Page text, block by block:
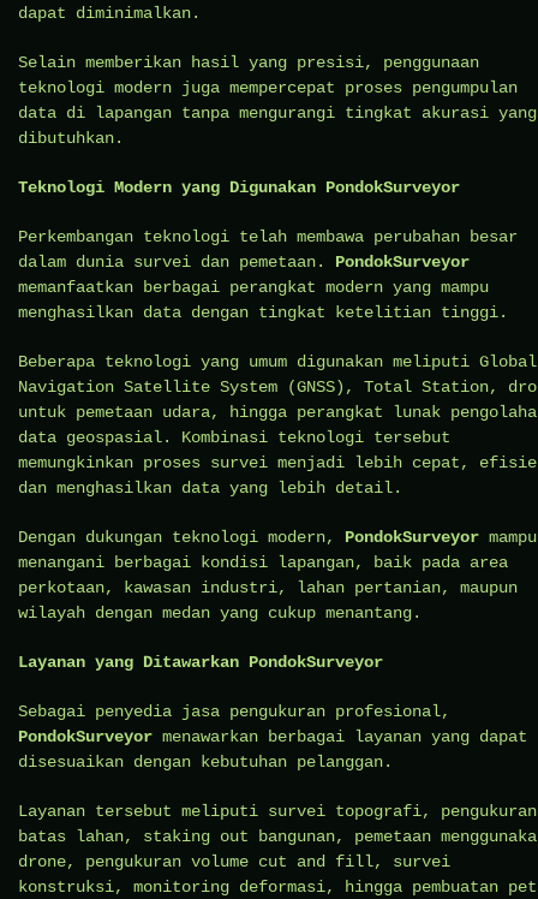
dapat diminimalkan.
Selain memberikan hasil yang presisi, penggunaan
teknologi modern juga mempercepat proses pengumpulan
data di lapangan tanpa mengurangi tingkat akurasi yang
dibutuhkan.
Teknologi Modern yang Digunakan PondokSurveyor
Perkembangan teknologi telah membawa perubahan besar
dalam dunia survei dan pemetaan. PondokSurveyor
memanfaatkan berbagai perangkat modern yang mampu
menghasilkan data dengan tingkat ketelitian tinggi.
Beberapa teknologi yang umum digunakan meliputi Global
Navigation Satellite System (GNSS), Total Station,
untuk pemetaan udara, hingga perangkat lunak
data geospasial. Kombinasi teknologi tersebut
memungkinkan proses survei menjadi lebih cepat,
dan menghasilkan data yang lebih detail.
Dengan dukungan teknologi modern, PondokSurveyor mampu
menangani berbagai kondisi lapangan, baik pada area
perkotaan, kawasan industri, lahan pertanian, maupun
wilayah dengan medan yang cukup menantang.
Layanan yang Ditawarkan PondokSurveyor
Sebagai penyedia jasa pengukuran profesional,
PondokSurveyor menawarkan berbagai layanan yang dapat
disesuaikan dengan kebutuhan pelanggan.
Layanan tersebut meliputi survei topografi, pengukuran
batas lahan, staking out bangunan, pemetaan
drone, pengukuran volume cut and fill, survei
konstruksi, monitoring deformasi, hingga pembuatan